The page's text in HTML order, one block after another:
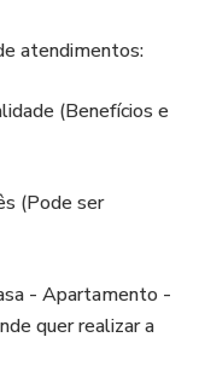
atendimentos:
(Benefícios e
(Pode ser
- Apartamento -
quer realizar a